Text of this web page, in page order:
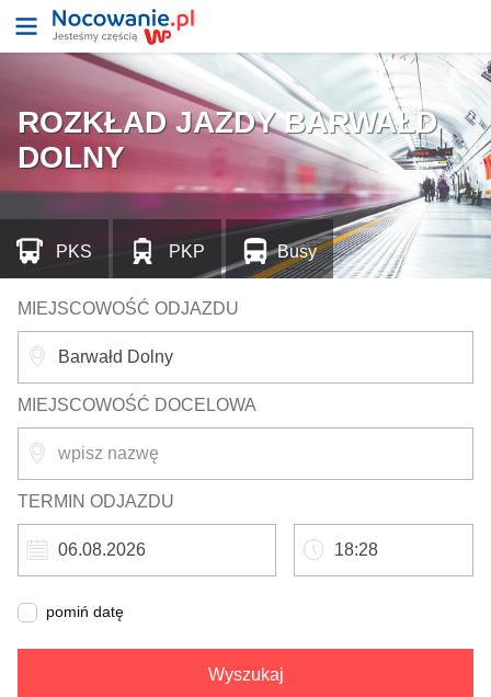
ROZKŁAD JAZDY BARWAŁD
DOLNY
MIEJSCOWOŚĆ ODJAZDU
MIEJSCOWOŚĆ DOCELOWA
TERMIN ODJAZDU
pomiń datę
Wyszukaj
PKS PKP Busy